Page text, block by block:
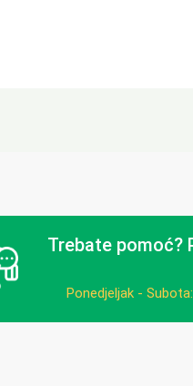
Trebate pomoć?
Ponedjeljak -